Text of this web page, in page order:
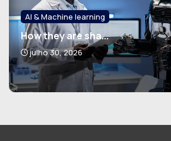
AI & Machine learning
How they are sha...
julho 30, 2026